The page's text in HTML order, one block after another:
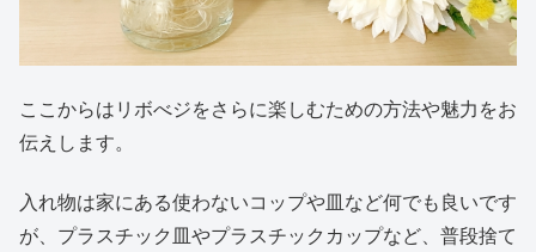
ここからはリボべジをさらに楽しむための方法や魅力をお
伝えします。
入れ物は家にある使わないコップや皿など何でも良いです
が、プラスチック皿やプラスチックカップなど、普段捨て